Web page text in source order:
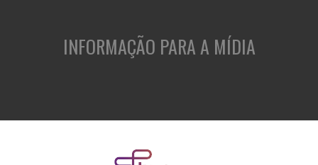
INFORMAÇÃO PARA A MÍDIA